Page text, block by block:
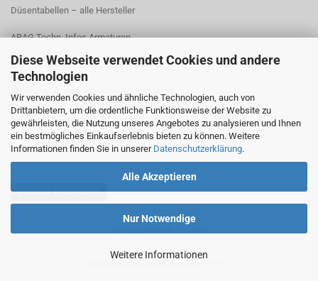
Diese Webseite verwendet Cookies und andere
Technologien
Wir verwenden Cookies und ähnliche Technologien, auch von
Drittanbietern, um die ordentliche Funktionsweise der Website zu
gewährleisten, die Nutzung unseres Angebotes zu analysieren und Ihnen
ein bestmögliches Einkaufserlebnis bieten zu können. Weitere
Informationen finden Sie in unserer Datenschutzerklärung.
Alle Akzeptieren
Nur Notwendige
Weitere Informationen
Düsentabellen – alle Hersteller
ARAG Techn. Infos Armaturen
ARAG Installation Gleichdruck-Armaturen
ARAG Installation Armaturen Sprühgeräte
Lechler Behälter- und Tankreinigung
TeeJet Technische Informationen
Vertrag widerrufen